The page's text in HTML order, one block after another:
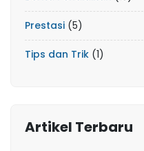
Prestasi (5)
Tips dan Trik (1)
Artikel Terbaru